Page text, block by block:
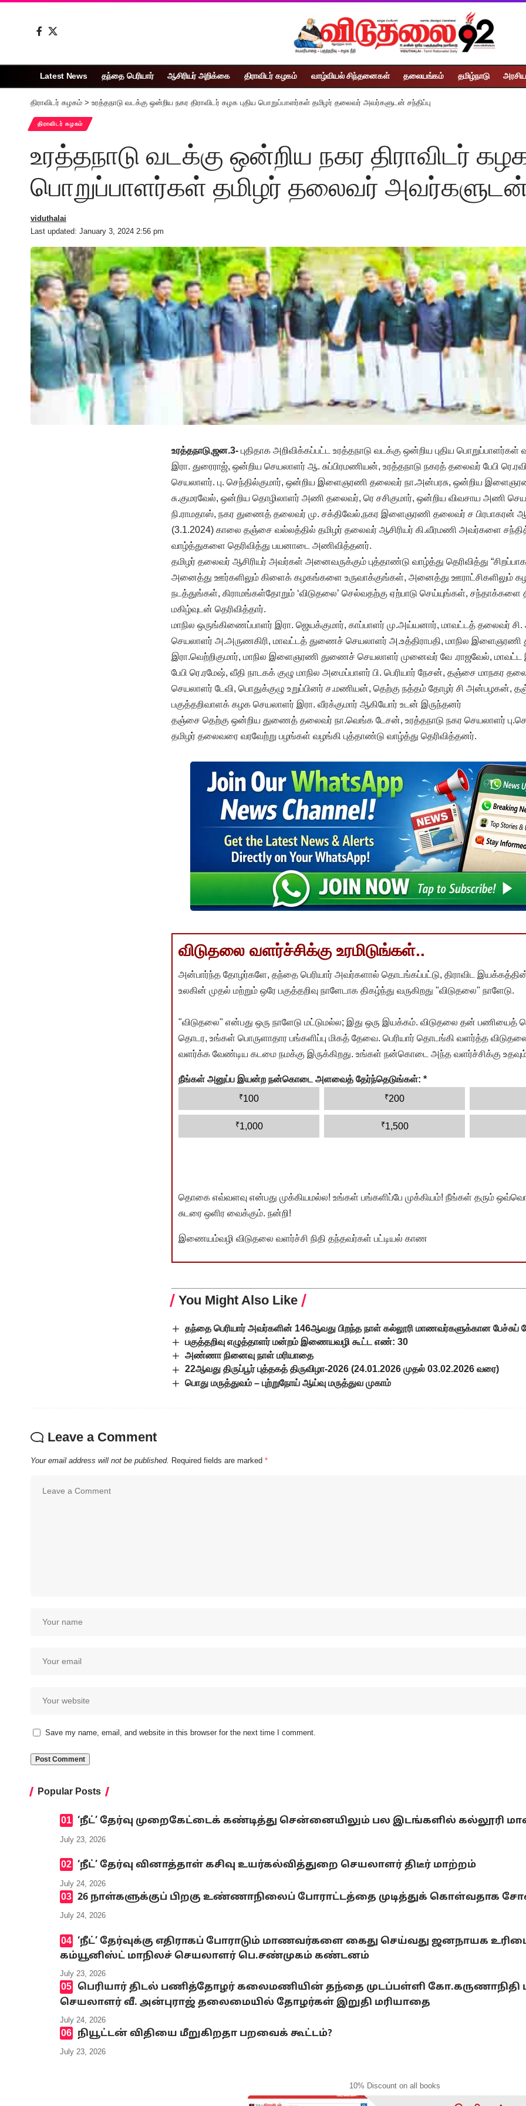
Latest News தந்தை பெரியார் ஆசிரியர் அறிக்கை திராவிடர் கழகம் வாழ்வியல் சிந்தனைகள் தலையங்கம் தமிழ்நாடு
திராவிடர் கழகம் > உரத்தநாடு வடக்கு ஒன்றிய நகர திராவிடர் கழக புதிய பொறுப்பாளர்கள் தமிழர் தலைவர் அவர்களுடன் சந்திப்பு
திராவிடர் கழகம்
உரத்தநாடு வடக்கு ஒன்றிய நகர திராவிடர் கழக
பொறுப்பாளர்கள் தமிழர் தலைவர் அவர்களுடன்
Last updated: January 3, 2024 2:56 pm
viduthalai
உரத்தநாடு,ஜன.3- புதிதாக அறிவிக்கப்பட்ட உரத்தநாடு வடக்கு ஒன்றிய புதிய
இரா. துரைராஜ், ஒன்றிய செயலாளர் ஆ. சுப்பிரமணியன், உரத்தநாடு நகரத் தலைவர் பேபி
செயலாளர். பு. செந்தில்குமார், ஒன்றிய இளைஞரணி தலைவர் நா.அன்பரசு, ஒன்றிய
சு.குமரவேல், ஒன்றிய தொழிலாளர் அணி தலைவர், ரெ சசிகுமார், ஒன்றிய விவசாய அணி
நி.ராமதாஸ், நகர துணைத் தலைவர் மு. சக்திவேல்,நகர இளைஞரணி தலைவர் ச பிரபாகரன்
(3.1.2024) காலை தஞ்சை வல்லத்தில் தமிழர் தலைவர் ஆசிரியர் கி.வீரமணி அவர்களை
வாழ்த்துகளை தெரிவித்து பயனாடை அணிவித்தனர்.
தமிழர் தலைவர் ஆசிரியர் அவர்கள் அனைவருக்கும் புத்தாண்டு வாழ்த்து தெரிவித்து
அனைத்து ஊர்களிலும் கிளைக் கழகங்களை உருவாக்குங்கள், அனைத்து ஊராட்சிகளிலும்
நடத்துங்கள், கிராமங்கள்தோறும் ‘விடுதலை’ செல்வதற்கு ஏற்பாடு செய்யுங்கள், சந்தாக்களை
மகிழ்வுடன் தெரிவித்தார்.
மாநில ஒருங்கிணைப்பாளர் இரா. ஜெயக்குமார், காப்பாளர் மு.அய்யனார், மாவட்டத் தலைவர் சி.
செயலாளர் அ.அருணகிரி, மாவட்டத் துணைச் செயலாளர் அ.உத்திராபதி, மாநில
இரா.வெற்றிகுமார், மாநில இளைஞரணி துணைச் செயலாளர் முனைவர் வே .ராஜவேல்,
பேபி ரெ.ரமேஷ், வீதி நாடகக் குழு மாநில அமைப்பாளர் பி. பெரியார் நேசன், தஞ்சை மாநகர
செயலாளர் டேவி, பொதுக்குழு உறுப்பினர் ச.மணியன், தெற்கு நத்தம் தோழர் சி அன்பழகன்,
பகுத்தறிவாளக் கழக செயலாளர் இரா. வீரக்குமார் ஆகியோர் உடன் இருந்தனர்
தஞ்சை தெற்கு ஒன்றிய துணைத் தலைவர் நா.வெங்க டேசன், உரத்தநாடு நகர செயலாளர்
தமிழர் தலைவரை வரவேற்று பழங்கள் வழங்கி புத்தாண்டு வாழ்த்து தெரிவித்தனர்.
விடுதலை வளர்ச்சிக்கு உரமிடுங்கள்..
அன்பார்ந்த தோழர்களே, தந்தை பெரியார் அவர்களால் தொடங்கப்பட்டு, திராவிட
உலகின் முதல் மற்றும் ஒரே பகுத்தறிவு நாளேடாக திகழ்ந்து வருகிறது "விடுதலை" நாளேடு.
"விடுதலை" என்பது ஒரு நாளேடு மட்டுமல்ல; இது ஒரு இயக்கம். விடுதலை தன் பணியைத்
தொடர, உங்கள் பொருளாதார பங்களிப்பு மிகத் தேவை. பெரியார் தொடங்கி வளர்த்த
வளர்க்க வேண்டிய கடமை நமக்கு இருக்கிறது. உங்கள் நன்கொடை அந்த வளர்ச்சிக்கு
நீங்கள் அனுப்ப இயன்ற நன்கொடை அளவைத் தேர்ந்தெடுங்கள்: *
₹100 ₹200
₹1,000 ₹1,500
தொகை எவ்வளவு என்பது முக்கியமல்ல! உங்கள் பங்களிப்பே முக்கியம்! நீங்கள் தரும் ஒவ்வொரு
சுடரை ஒளிர வைக்கும். நன்றி!
இணையம்வழி விடுதலை வளர்ச்சி நிதி தந்தவர்கள் பட்டியல் காண
You Might Also Like
தந்தை பெரியார் அவர்களின் 146ஆவது பிறந்த நாள் கல்லூரி மாணவர்களுக்கான பேச்சுப்
பகுத்தறிவு எழுத்தாளர் மன்றம் இணையவழி கூட்ட எண்: 30
அண்ணா நினைவு நாள் மரியாதை
22ஆவது திருப்பூர் புத்தகத் திருவிழா-2026 (24.01.2026 முதல் 03.02.2026 வரை)
பொது மருத்துவம் – புற்றுநோய் ஆய்வு மருத்துவ முகாம்
Leave a Comment
Your email address will not be published. Required fields are marked *
Save my name, email, and website in this browser for the next time I comment.
Popular Posts
‘நீட்’ தேர்வு முறைகேட்டைக் கண்டித்து சென்னையிலும் பல இடங்களில் கல்லூரி
July 23, 2026
‘நீட்’ தேர்வு வினாத்தாள் கசிவு உயர்கல்வித்துறை செயலாளர் திடீர் மாற்றம்
July 24, 2026
26 நாள்களுக்குப் பிறகு உண்ணாநிலைப் போராட்டத்தை முடித்துக் கொள்வதாக
July 24, 2026
‘நீட்’ தேர்வுக்கு எதிராகப் போராடும் மாணவர்களை கைது செய்வது ஜனநாயக
கம்யூனிஸ்ட் மாநிலச் செயலாளர் பெ.சண்முகம் கண்டனம்
July 23, 2026
பெரியார் திடல் பணித்தோழர் கலைமணியின் தந்தை முடப்பள்ளி கோ.கருணாநிதி
செயலாளர் வீ. அன்புராஜ் தலைமையில் தோழர்கள் இறுதி மரியாதை
July 24, 2026
நியூட்டன் விதியை மீறுகிறதா பறவைக் கூட்டம்?
July 23, 2026
10% Discount on all books